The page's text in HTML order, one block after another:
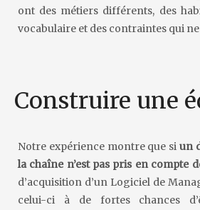
ont des métiers différents, des
vocabulaire et des contraintes qui
Construire une
Notre expérience montre que si un
la chaîne n’est pas pris en compte
d’acquisition d’un Logiciel de
celui-ci à de fortes chances